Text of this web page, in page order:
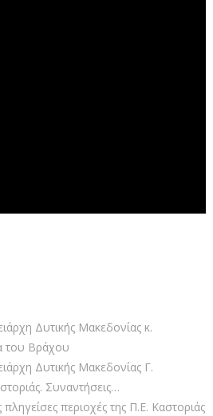
Δυτικής Μακεδονίας κ.
του Βράχου
Δυτικής Μακεδονίας Γ.
Συναντήσεις…
πληγείσες περιοχές της Π.Ε. Καστοριάς